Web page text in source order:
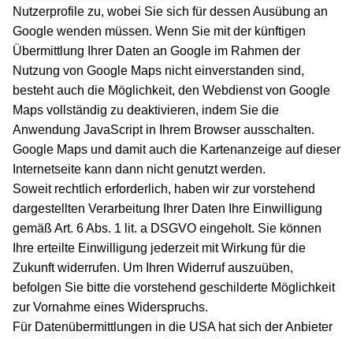
Nutzerprofile zu, wobei Sie sich für dessen Ausübung an
Google wenden müssen. Wenn Sie mit der künftigen
Übermittlung Ihrer Daten an Google im Rahmen der
Nutzung von Google Maps nicht einverstanden sind,
besteht auch die Möglichkeit, den Webdienst von Google
Maps vollständig zu deaktivieren, indem Sie die
Anwendung JavaScript in Ihrem Browser ausschalten.
Google Maps und damit auch die Kartenanzeige auf dieser
Internetseite kann dann nicht genutzt werden.
Soweit rechtlich erforderlich, haben wir zur vorstehend
dargestellten Verarbeitung Ihrer Daten Ihre Einwilligung
gemäß Art. 6 Abs. 1 lit. a DSGVO eingeholt. Sie können
Ihre erteilte Einwilligung jederzeit mit Wirkung für die
Zukunft widerrufen. Um Ihren Widerruf auszuüben,
befolgen Sie bitte die vorstehend geschilderte Möglichkeit
zur Vornahme eines Widerspruchs.
Für Datenübermittlungen in die USA hat sich der Anbieter